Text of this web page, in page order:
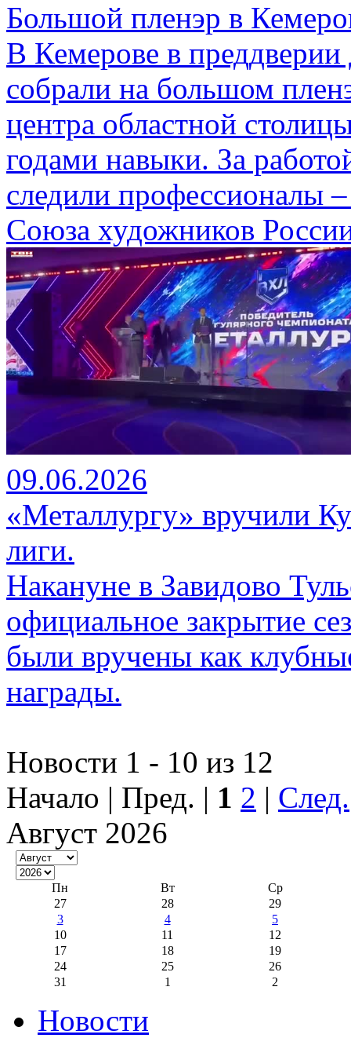
Большой пленэр в
В Кемерове в
собрали на большом
центра областной
годами навыки. За
следили профессионалы
Союза художников
09.06.2026
«Металлургу» вручили
лиги.
Накануне в Завидово
официальное закрытие
были вручены как
награды.
Новости 1 - 10 из 12
Начало | Пред. | 1 2 | След.
Август 2026
Пн Вт
Ср
27
28
29
3
4
5
10
11
12
17
18
19
24
25
26
31
1 2
Новости